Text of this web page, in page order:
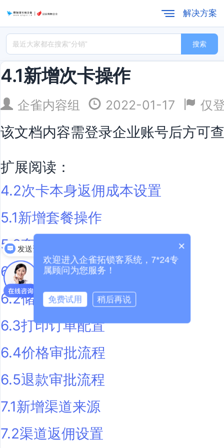
解决方案
搜索
4.1新增次卡操作
企雀内容组 2022-01-17 仅
该文档内容需登录企业账号后方可
扩展阅读：
4.2次卡本身返佣成本设置
5.1新增套餐操作
5.2套餐内项目返佣成本
6.1收银方式的添加
6.2储值活动配置
6.3打印订单配置
6.4价格审批流程
6.5退款审批流程
7.1新增渠道来源
7.2渠道返佣设置
发送资料 ×
欢迎进入企雀拓锁客系统，7*24专
属顾问为您服务！
免费试用 稍后再说